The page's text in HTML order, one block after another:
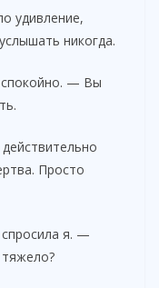
удивление,
никогда.
— Вы
Просто
я. —